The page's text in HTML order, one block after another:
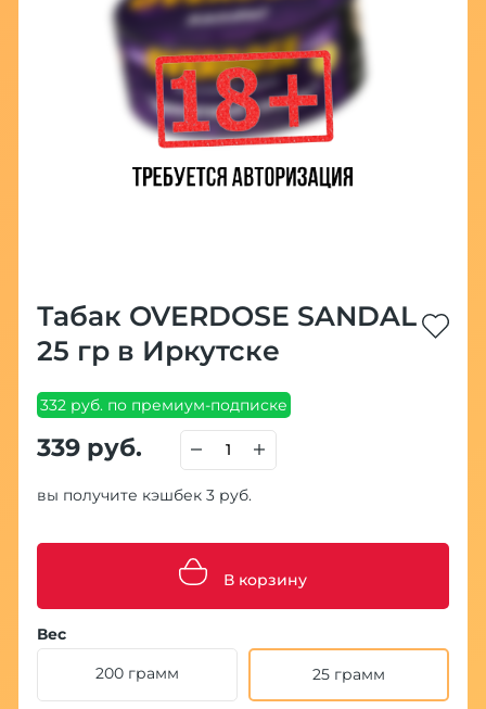
Табак OVERDOSE SANDAL
25 гр в Иркутске
332 руб. по премиум-подписке
339 руб.
вы получите кэшбек 3 руб.
В корзину
Вес
200 грамм
25 грамм